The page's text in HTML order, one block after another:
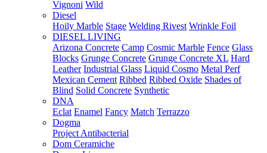
Vignoni Wild
Diesel
Hoily Marble Stage Welding Rivest Wrinkle Foil
DIESEL LIVING
Arizona Concrete Camp Cosmic Marble Fence Glass
Blocks Grunge Concrete Grunge Concrete XL Hard
Leather Industrial Glass Liquid Cosmo Metal Perf
Mexican Cement Ribbed Ribbed Oxide Shades of
Blind Solid Concrete Synthetic
DNA
Eclat Enamel Fancy Match Terrazzo
Dogma
Project Antibacterial
Dom Ceramiche